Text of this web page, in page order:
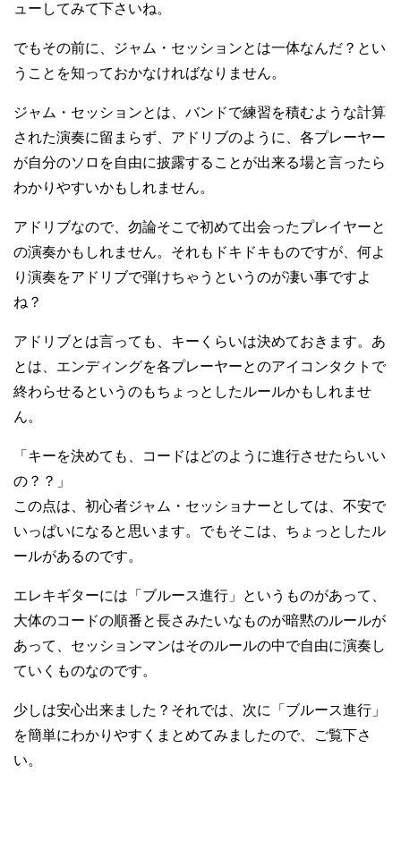
ューしてみて下さいね。
でもその前に、ジャム・セッションとは一体なんだ？とい
うことを知っておかなければなりません。
ジャム・セッションとは、バンドで練習を積むような計算
された演奏に留まらず、アドリブのように、各プレーヤー
が自分のソロを自由に披露することが出来る場と言ったら
わかりやすいかもしれません。
アドリブなので、勿論そこで初めて出会ったプレイヤーと
の演奏かもしれません。それもドキドキものですが、何よ
り演奏をアドリブで弾けちゃうというのが凄い事ですよ
ね？
アドリブとは言っても、キーくらいは決めておきます。あ
とは、エンディングを各プレーヤーとのアイコンタクトで
終わらせるというのもちょっとしたルールかもしれませ
ん。
「キーを決めても、コードはどのように進行させたらいい
の？？」
この点は、初心者ジャム・セッショナーとしては、不安で
いっぱいになると思います。でもそこは、ちょっとしたル
ールがあるのです。
エレキギターには「ブルース進行」というものがあって、
大体のコードの順番と長さみたいなものが暗黙のルールが
あって、セッションマンはそのルールの中で自由に演奏し
ていくものなのです。
少しは安心出来ました？それでは、次に「ブルース進行」
を簡単にわかりやすくまとめてみましたので、ご覧下さ
い。